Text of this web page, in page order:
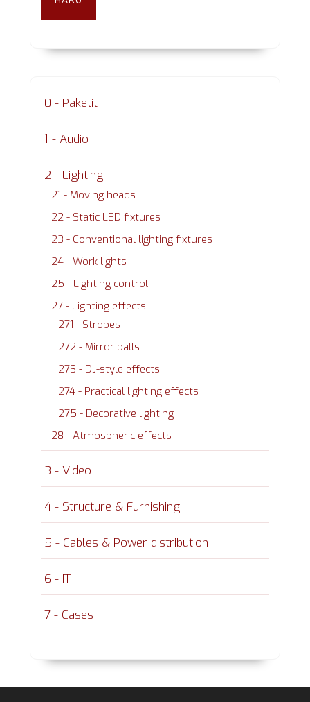
0 - Paketit
1 - Audio
2 - Lighting
21 - Moving heads
22 - Static LED fixtures
23 - Conventional lighting fixtures
24 - Work lights
25 - Lighting control
27 - Lighting effects
271 - Strobes
272 - Mirror balls
273 - DJ-style effects
274 - Practical lighting effects
275 - Decorative lighting
28 - Atmospheric effects
3 - Video
4 - Structure & Furnishing
5 - Cables & Power distribution
6 - IT
7 - Cases